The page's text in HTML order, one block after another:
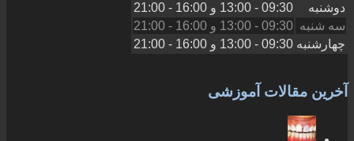
دوشنبه
09:30 - 13:00 و 16:00 - 21:00
سه شنبه 09:30 - 13:00 و 16:00 - 21:00
چهارشنبه 09:30 - 13:00 و 16:00 - 21:00
آخرین مقالات آموزشی